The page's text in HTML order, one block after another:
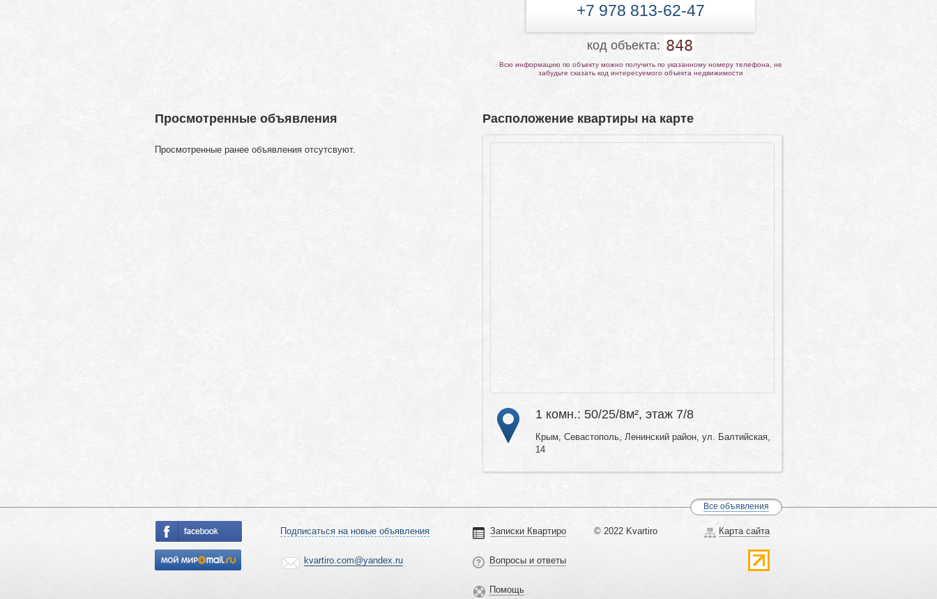
+7 978 813-62-47
код объекта: 848
Всю информацию по объекту можно получить по указанному номеру телефона, не
забудьте сказать код интересуемого объекта недвижимости
Расположение квартиры на карте
1 комн.: 50/25/8м², этаж 7/8
Крым, Севастополь, Ленинский район, ул. Балтийская,
14
Просмотренные объявления
Просмотренные ранее объявления отсутсвуют.
Все объявления
Подписаться на новые объявления
kvartiro.com@yandex.ru
Записки Квартиро
Вопросы и ответы
Помощь
© 2022 Kvartiro Карта сайта